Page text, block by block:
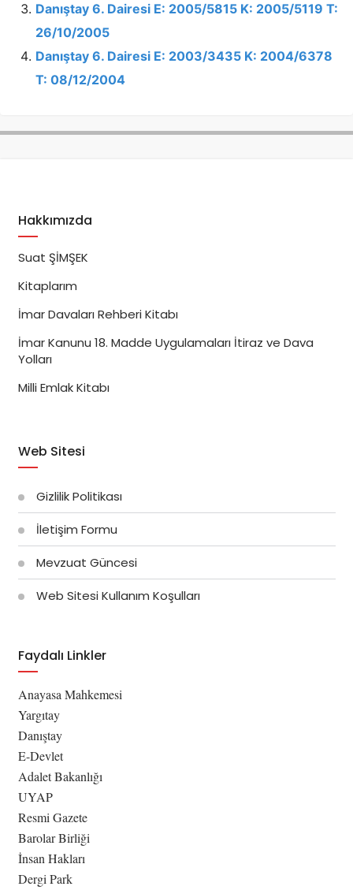
Danıştay 6. Dairesi E: 2005/5815 K: 2005/5119 T:
26/10/2005
Danıştay 6. Dairesi E: 2003/3435 K: 2004/6378
T: 08/12/2004
Hakkımızda
Suat ŞİMŞEK
Kitaplarım
İmar Davaları Rehberi Kitabı
İmar Kanunu 18. Madde Uygulamaları İtiraz ve Dava
Yolları
Milli Emlak Kitabı
Web Sitesi
Gizlilik Politikası
İletişim Formu
Mevzuat Güncesi
Web Sitesi Kullanım Koşulları
Faydalı Linkler
Anayasa Mahkemesi
Yargıtay
Danıştay
E-Devlet
Adalet Bakanlığı
UYAP
Resmi Gazete
Barolar Birliği
İnsan Hakları
Dergi Park